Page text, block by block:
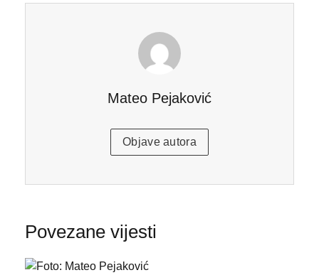
Mateo Pejaković
Objave autora
Povezane vijesti